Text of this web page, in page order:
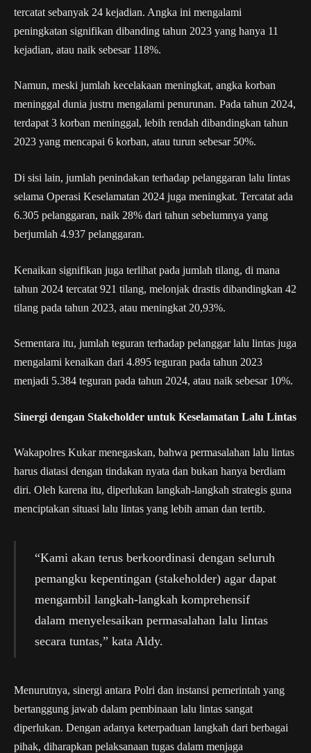
tercatat sebanyak 24 kejadian. Angka ini mengalami
peningkatan signifikan dibanding tahun 2023 yang hanya 11
kejadian, atau naik sebesar 118%.
Namun, meski jumlah kecelakaan meningkat, angka korban
meninggal dunia justru mengalami penurunan. Pada tahun 2024,
terdapat 3 korban meninggal, lebih rendah dibandingkan tahun
2023 yang mencapai 6 korban, atau turun sebesar 50%.
Di sisi lain, jumlah penindakan terhadap pelanggaran lalu lintas
selama Operasi Keselamatan 2024 juga meningkat. Tercatat ada
6.305 pelanggaran, naik 28% dari tahun sebelumnya yang
berjumlah 4.937 pelanggaran.
Kenaikan signifikan juga terlihat pada jumlah tilang, di mana
tahun 2024 tercatat 921 tilang, melonjak drastis dibandingkan 42
tilang pada tahun 2023, atau meningkat 20,93%.
Sementara itu, jumlah teguran terhadap pelanggar lalu lintas juga
mengalami kenaikan dari 4.895 teguran pada tahun 2023
menjadi 5.384 teguran pada tahun 2024, atau naik sebesar 10%.
Sinergi dengan Stakeholder untuk Keselamatan Lalu Lintas
Wakapolres Kukar menegaskan, bahwa permasalahan lalu lintas
harus diatasi dengan tindakan nyata dan bukan hanya berdiam
diri. Oleh karena itu, diperlukan langkah-langkah strategis guna
menciptakan situasi lalu lintas yang lebih aman dan tertib.
“Kami akan terus berkoordinasi dengan seluruh
pemangku kepentingan (stakeholder) agar dapat
mengambil langkah-langkah komprehensif
dalam menyelesaikan permasalahan lalu lintas
secara tuntas,” kata Aldy.
Menurutnya, sinergi antara Polri dan instansi pemerintah yang
bertanggung jawab dalam pembinaan lalu lintas sangat
diperlukan. Dengan adanya keterpaduan langkah dari berbagai
pihak, diharapkan pelaksanaan tugas dalam menjaga